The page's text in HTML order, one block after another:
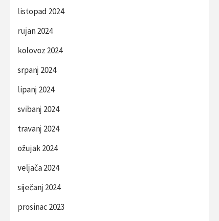
listopad 2024
rujan 2024
kolovoz 2024
srpanj 2024
lipanj 2024
svibanj 2024
travanj 2024
ožujak 2024
veljača 2024
siječanj 2024
prosinac 2023